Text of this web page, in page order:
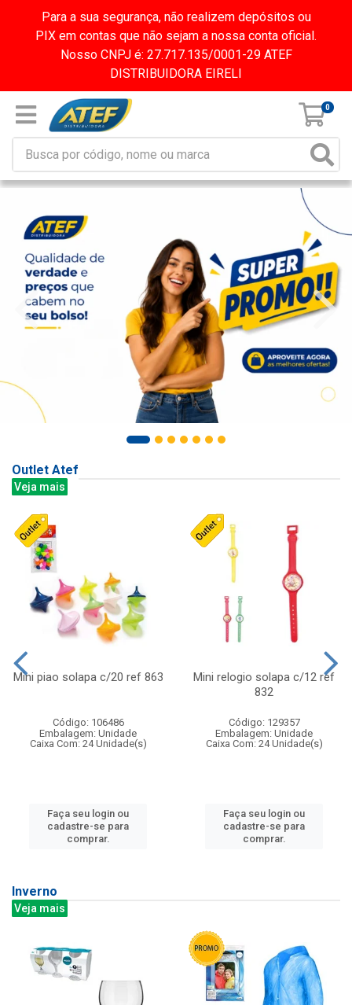
Para a sua segurança, não realizem depósitos ou
PIX em contas que não sejam a nossa conta oficial.
Nosso CNPJ é: 27.717.135/0001-29 ATEF
DISTRIBUIDORA EIRELI
0
Outlet Atef
Veja mais
Mini piao solapa c/20 ref 863
Código: 106486
Embalagem: Unidade
Caixa Com: 24 Unidade(s)
Faça seu login ou
cadastre-se para
comprar.
Mini relogio solapa c/12 ref
832
Código: 129357
Embalagem: Unidade
Caixa Com: 24 Unidade(s)
Faça seu login ou
cadastre-se para
comprar.
Inverno
Veja mais